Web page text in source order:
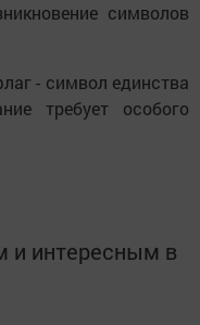
символов
- символ единства
требует особого
интересным в